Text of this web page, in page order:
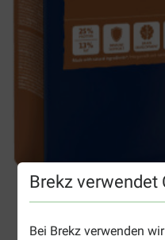
Brekz verwendet
Bei Brekz verwenden